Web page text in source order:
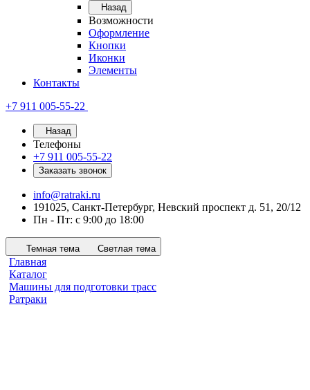
Назад
Возможности
Оформление
Кнопки
Иконки
Элементы
Контакты
+7 911 005-55-22
Назад
Телефоны
+7 911 005-55-22
Заказать звонок
info@ratraki.ru
191025, Санкт-Петербург, Невский проспект д. 51, 20/12
Пн - Пт: с 9:00 до 18:00
Темная тема Светлая тема
Главная
Каталог
Машины для подготовки трасс
Ратраки